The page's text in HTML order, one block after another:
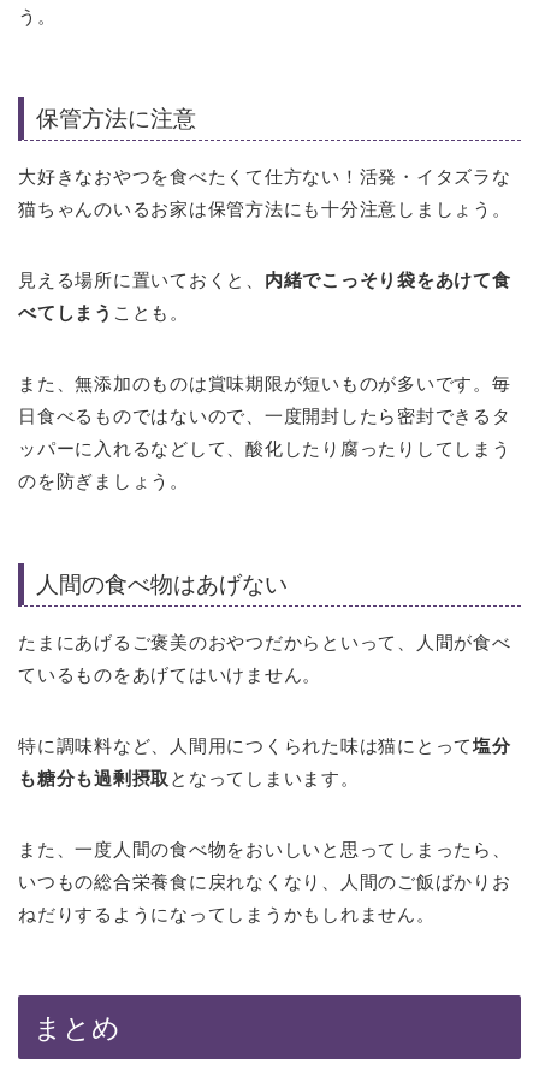
う。
保管方法に注意
大好きなおやつを食べたくて仕方ない！活発・イタズラな
猫ちゃんのいるお家は保管方法にも十分注意しましょう。
見える場所に置いておくと、 内緒でこっそり袋をあけて食
べてしまう ことも。
また、無添加のものは賞味期限が短いものが多いです。毎
日食べるものではないので、一度開封したら密封できるタ
ッパーに入れるなどして、酸化したり腐ったりしてしまう
のを防ぎましょう。
人間の食べ物はあげない
たまにあげるご褒美のおやつだからといって、人間が食べ
ているものをあげてはいけません。
特に調味料など、人間用につくられた味は猫にとって塩分
も糖分も過剰摂取 となってしまいます。
また、一度人間の食べ物をおいしいと思ってしまったら、
いつもの総合栄養食に戻れなくなり、人間のご飯ばかりお
ねだりするようになってしまうかもしれません。
まとめ